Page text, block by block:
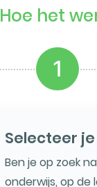
Hoe het
1
Selecteer
Ben je op zoek
onderwijs, op de